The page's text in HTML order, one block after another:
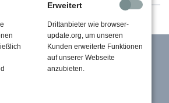
Erweitert
Drittanbieter wie browser-
update.org, um unseren
Kunden erweiterte Funktionen
auf unserer Webseite
anzubieten.